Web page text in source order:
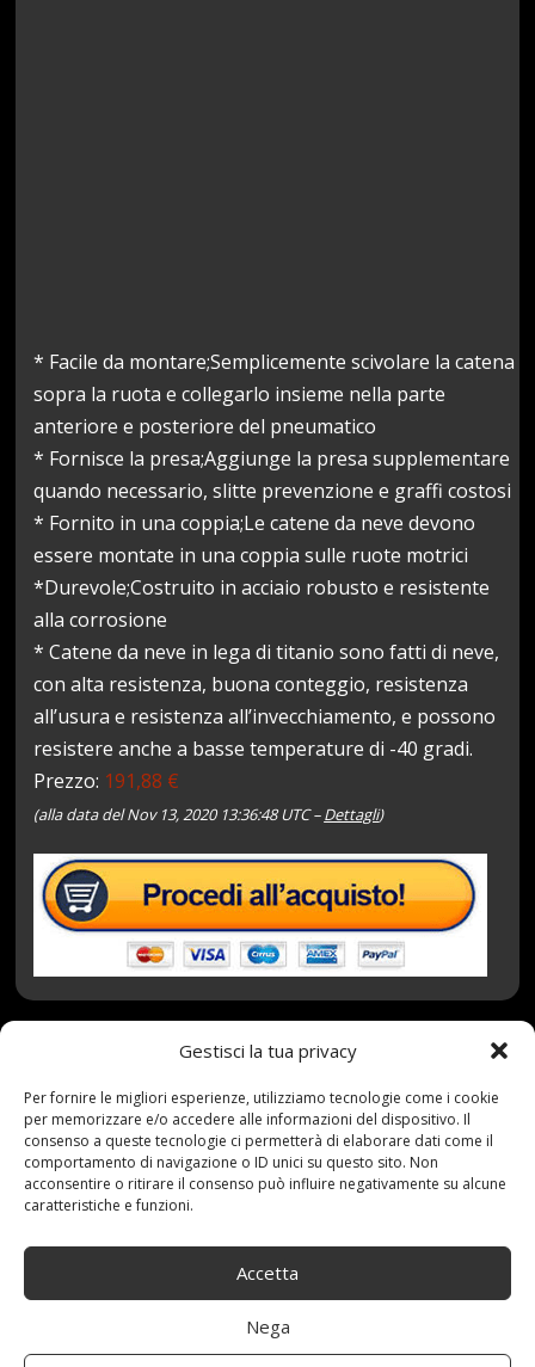
Gestisci la tua privacy
Per fornire le migliori esperienze, utilizziamo tecnologie come i cookie
per memorizzare e/o accedere alle informazioni del dispositivo. Il
consenso a queste tecnologie ci permetterà di elaborare dati come il
comportamento di navigazione o ID unici su questo sito. Non
acconsentire o ritirare il consenso può influire negativamente su alcune
caratteristiche e funzioni.
Accetta
Nega
* Facile da montare;Semplicemente scivolare la catena
sopra la ruota e collegarlo insieme nella parte
anteriore e posteriore del pneumatico
* Fornisce la presa;Aggiunge la presa supplementare
quando necessario, slitte prevenzione e graffi costosi
* Fornito in una coppia;Le catene da neve devono
essere montate in una coppia sulle ruote motrici
*Durevole;Costruito in acciaio robusto e resistente
alla corrosione
* Catene da neve in lega di titanio sono fatti di neve,
con alta resistenza, buona conteggio, resistenza
all’usura e resistenza all’invecchiamento, e possono
resistere anche a basse temperature di -40 gradi.
Prezzo: 191,88 €
(alla data del Nov 13, 2020 13:36:48 UTC –Dettagli)
AntiSkid, Auto,Camion,CATENA,Catene,Chain215,
Dacciaio,Emergenza,Fdhoi,furgoni,Leggeri,Neve
PNEUMATICI,Portatile,Thule,TPU, Traction
Categories: Shop
Assicurazione auto e sostituzione lunotto: le cose
da sapere